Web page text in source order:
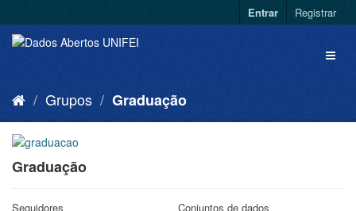
Entrar Registrar
Grupos Graduação
Graduação
Seguidores Conjuntos de dados